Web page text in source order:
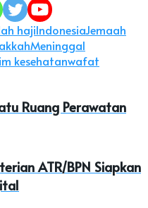
hajiIndonesiaJemaah
Meninggal
kesehatanwafat
Ruang Perawatan
ATR/BPN Siapkan